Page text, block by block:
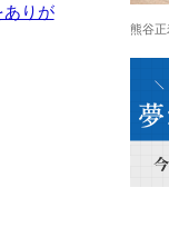
りが
熊谷